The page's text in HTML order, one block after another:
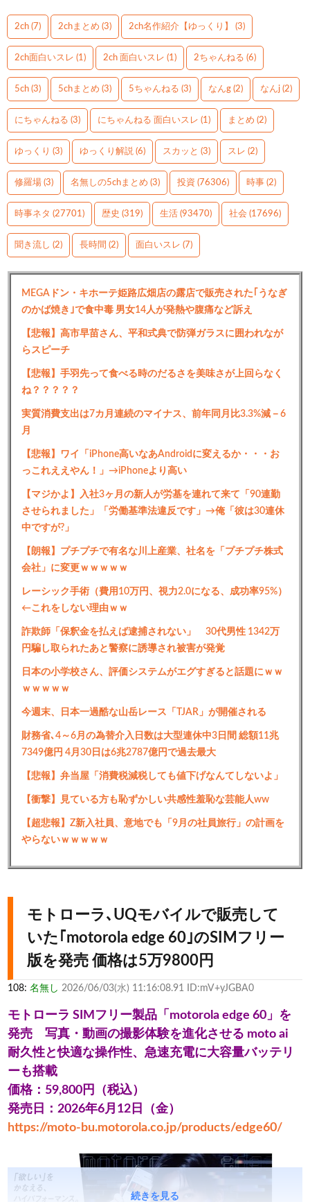
2ch (7) 2chまとめ (3) 2ch名作紹介【ゆっくり】 (3)
2ch面白いスレ (1) 2ch 面白いスレ (1) 2ちゃんねる (6)
5ch (3) 5chまとめ (3) 5ちゃんねる (3) なんg (2) なんj (2)
にちゃんねる (3) にちゃんねる 面白いスレ (1) まとめ (2)
ゆっくり (3) ゆっくり解説 (6) スカッと (3) スレ (2)
修羅場 (3) 名無しの5chまとめ (3) 投資 (76306) 時事 (2)
時事ネタ (27701) 歴史 (319) 生活 (93470) 社会 (17696)
聞き流し (2) 長時間 (2) 面白いスレ (7)
MEGAドン・キホーテ姫路広畑店の露店で販売された｢うなぎ
のかば焼き｣で食中毒 男女14人が発熱や腹痛など訴え
【悲報】高市早苗さん、平和式典で防弾ガラスに囲われなが
らスピーチ
【悲報】手羽先って食べる時のだるさを美味さが上回らなく
ね？？？？？
実質消費支出は7カ月連続のマイナス、前年同月比3.3%減－6
月
【悲報】ワイ「iPhone高いなあAndroidに変えるか・・・お
っこれええやん！」→iPhoneより高い
【マジかよ】入社3ヶ月の新人が労基を連れて来て「90連勤
させられました」「労働基準法違反です」→俺「彼は30連休
中ですが?」
【朗報】プチプチで有名な川上産業、社名を「プチプチ株式
会社」に変更ｗｗｗｗｗ
レーシック手術（費用10万円、視力2.0になる、成功率95%）
←これをしない理由ｗｗ
詐欺師「保釈金を払えば逮捕されない」 30代男性 1342万
円騙し取られたあと警察に誘導され被害が発覚
日本の小学校さん、評価システムがエグすぎると話題にｗｗ
ｗｗｗｗｗ
今週末、日本一過酷な山岳レース「TJAR」が開催される
財務省､4～6月の為替介入日数は大型連休中3日間 総額11兆
7349億円 4月30日は6兆2787億円で過去最大
【悲報】弁当屋「消費税減税しても値下げなんてしないよ」
【衝撃】見ている方も恥ずかしい共感性羞恥な芸能人ww
【超悲報】Z新入社員、意地でも「9月の社員旅行」の計画を
やらないｗｗｗｗｗ
モトローラ､UQモバイルで販売して
いた｢motorola edge 60｣のSIMフリー
版を発売 価格は5万9800円
108: 名無し 2026/06/03(水) 11:16:08.91 ID:mV+yJGBA0
モトローラ SIMフリー製品「motorola edge 60」を
発売 写真・動画の撮影体験を進化させる moto ai
耐久性と快適な操作性、急速充電に大容量バッテリ
ーも搭載
価格：59,800円（税込）
発売日：2026年6月12日（金）
https://moto-bu.motorola.co.jp/products/edge60/
続きを見る